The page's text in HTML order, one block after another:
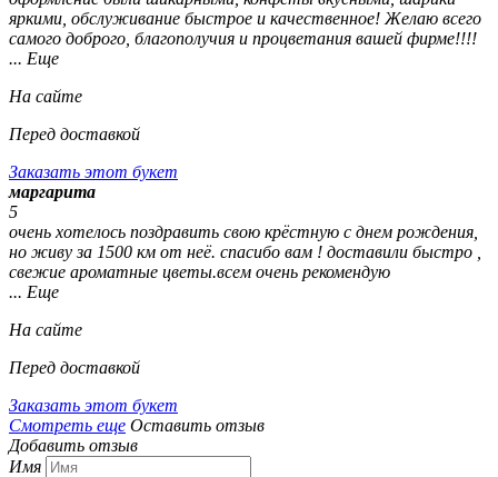
яркими, обслуживание быстрое и качественное! Желаю всего
самого доброго, благополучия и процветания вашей фирме!!!!
... Еще
На сайте
Перед доставкой
Заказать этот букет
маргарита
5
очень хотелось поздравить свою крёстную с днем рождения,
но живу за 1500 км от неё. спасибо вам ! доставили быстро ,
свежие ароматные цветы.всем очень рекомендую
... Еще
На сайте
Перед доставкой
Заказать этот букет
Смотреть еще Оставить отзыв
Добавить отзыв
Имя